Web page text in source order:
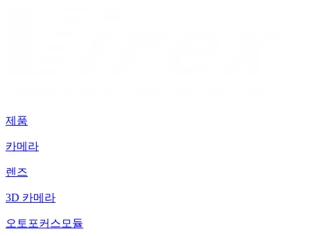
제품
카메라
렌즈
3D 카메라
오토포커스모듈